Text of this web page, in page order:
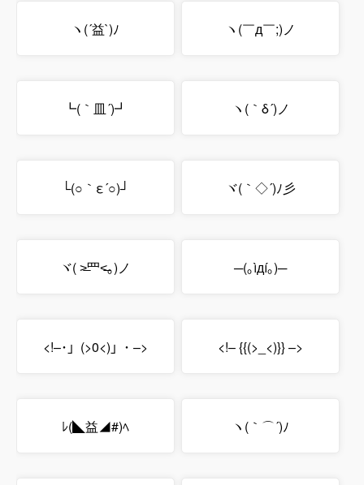
ヽ(´益`)ﾉ ヽ(￣д￣;)ノ
┗(｀皿´)┛ ヽ(｀δ´)ノ
└(○｀ε´○)┘ ヾ(｀◇´)ﾉ彡
ヾ( ˃̶⺫˂̶｡)ノ ─(｡ìдí｡)─
<!–･」(>0<)」･ –> <!– {{(>_<)}} –>
ﾚ(◣益◢#)ﾍ ヽ(｀⌒´)ﾉ